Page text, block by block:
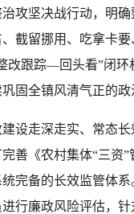
攻坚决战行动，明确
截留挪用、吃拿卡
改跟踪—回头看”闭环
固全镇风清气正的政
设走深走实、常态长
善《农村集体“三资”
完备的长效监管体系
行廉政风险评估，